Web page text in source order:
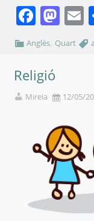
Anglès, Quart
Religió
Mireia 12/05/20